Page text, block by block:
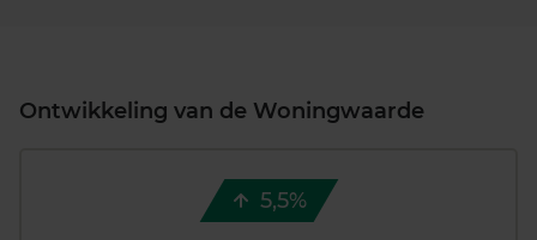
Ontwikkeling van de Woningwaarde
5,5%